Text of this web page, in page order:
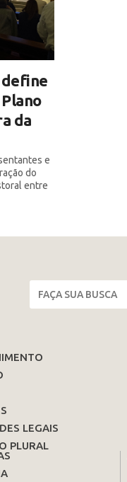
define
da
e
do
entre
LEGAIS
PLURAL